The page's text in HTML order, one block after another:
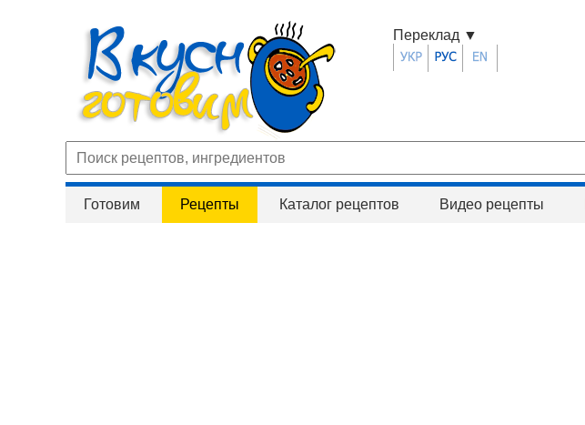
Переклад ▼
Готовим Рецепты Каталог рецептов Видео рецепты